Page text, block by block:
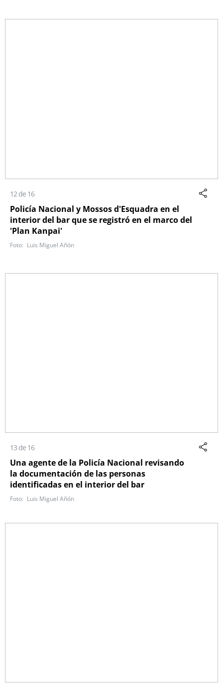
12 de 16
Policía Nacional y Mossos d'Esquadra en el
interior del bar que se registró en el marco del
'Plan Kanpai'
Luis Miguel Añón
13 de 16
Una agente de la Policía Nacional revisando
la documentación de las personas
identificadas en el interior del bar
Luis Miguel Añón